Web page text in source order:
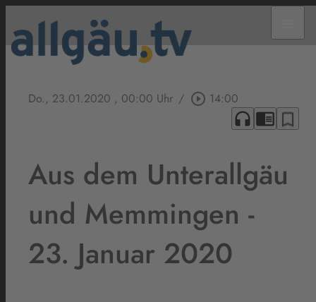
Do., 23.01.2020 , 00:00 Uhr / play_circle_outline 14:00
headphones chrome_reader_mode bookmark_border
Aus dem Unterallgäu
und Memmingen -
23. Januar 2020